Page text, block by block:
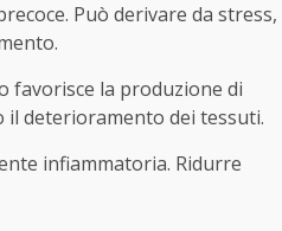
Può derivare da stress,
favorisce la produzione di
il deterioramento dei tessuti.
infiammatoria. Ridurre